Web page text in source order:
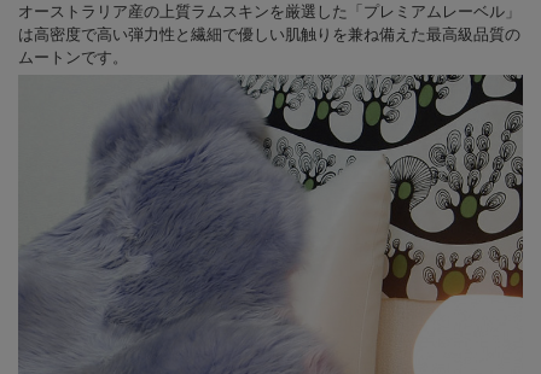
オーストラリア産の上質ラムスキンを厳選した「プレミアムレーベル」
は高密度で高い弾力性と繊細で優しい肌触りを兼ね備えた最高級品質の
ムートンです。